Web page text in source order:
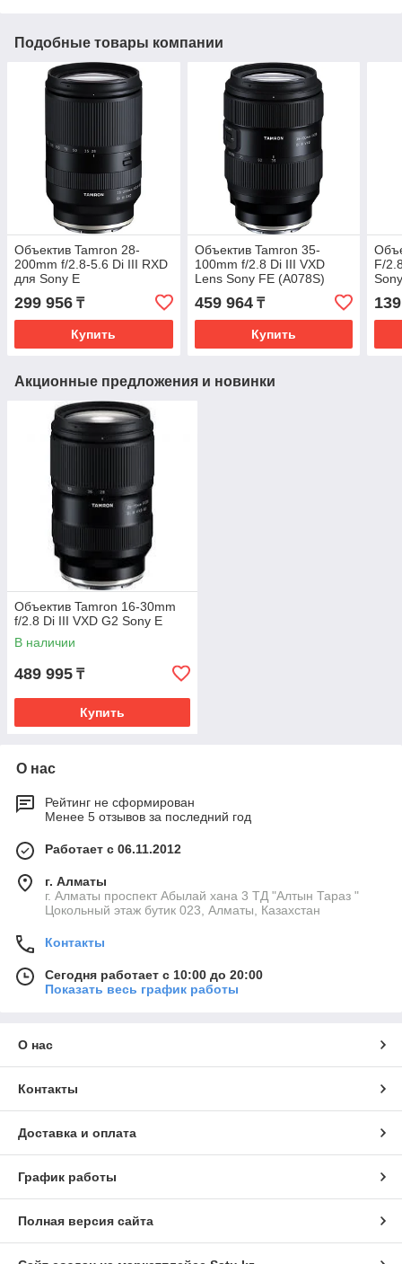
Подобные товары компании
Объектив Tamron 28-
200mm f/2.8-5.6 Di III RXD
для Sony E
299 956 ₸
Купить
Объектив Tamron 35-
100mm f/2.8 Di III VXD
Lens Sony FE (A078S)
459 964₸
Купить
F/
Акционные предложения и новинки
Объектив Tamron 16-30mm
f/2.8 Di III VXD G2 Sony E
В наличии
489 995 ₸
Купить
О нас
Рейтинг не сформирован
Менее 5 отзывов за последний год
Работает с 06.11.2012
г. Алматы
г. Алматы проспект Абылай хана 3 ТД "Алтын Тараз "
Цокольный этаж бутик 023, Алматы, Казахстан
Контакты
Сегодня работает с 10:00 до 20:00
Показать весь график работы
О нас
Контакты
Доставка и оплата
График работы
Полная версия сайта